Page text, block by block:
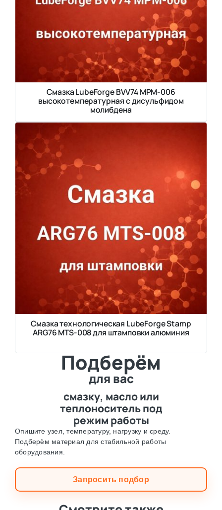
Смазка LubeForge BVV74 MPM-006
высокотемпературная с дисульфидом
молибдена
Смазка технологическая LubeForge Stamp
ARG76 MTS-008 для штамповки алюминия
Подберём
для вас
смазку, масло или
теплоноситель под
режим работы
Опишите узел, температуру, нагрузку и среду.
Подберём материал для стабильной работы
оборудования.
Запросить подбор